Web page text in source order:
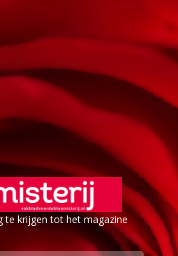
te krijgen tot het magazine